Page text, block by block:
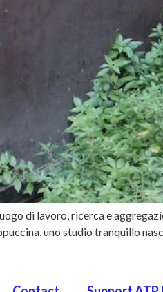
di lavoro, ricerca e
uno studio tranquillo